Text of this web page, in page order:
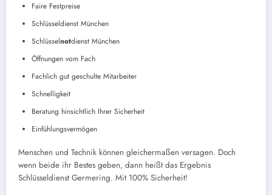
Faire Festpreise
Schlüsseldienst München
Schlüsselnotdienst München
Öffnungen vom Fach
Fachlich gut geschulte Mitarbeiter
Schnelligkeit
Beratung hinsichtlich Ihrer Sicherheit
Einfühlungsvermögen
Menschen und Technik können gleichermaßen versagen. Doch
wenn beide ihr Bestes geben, dann heißt das Ergebnis
Schlüsseldienst Germering. Mit 100% Sicherheit!